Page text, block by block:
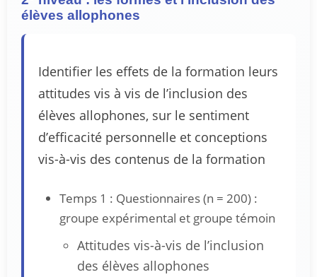
élèves allophones
Identifier les effets de la formation leurs
attitudes vis à vis de l’inclusion des
élèves allophones, sur le sentiment
d’efficacité personnelle et conceptions
vis-à-vis des contenus de la formation
Temps 1 : Questionnaires (n = 200) :
groupe expérimental et groupe témoin
Attitudes vis-à-vis de l’inclusion
des élèves allophones